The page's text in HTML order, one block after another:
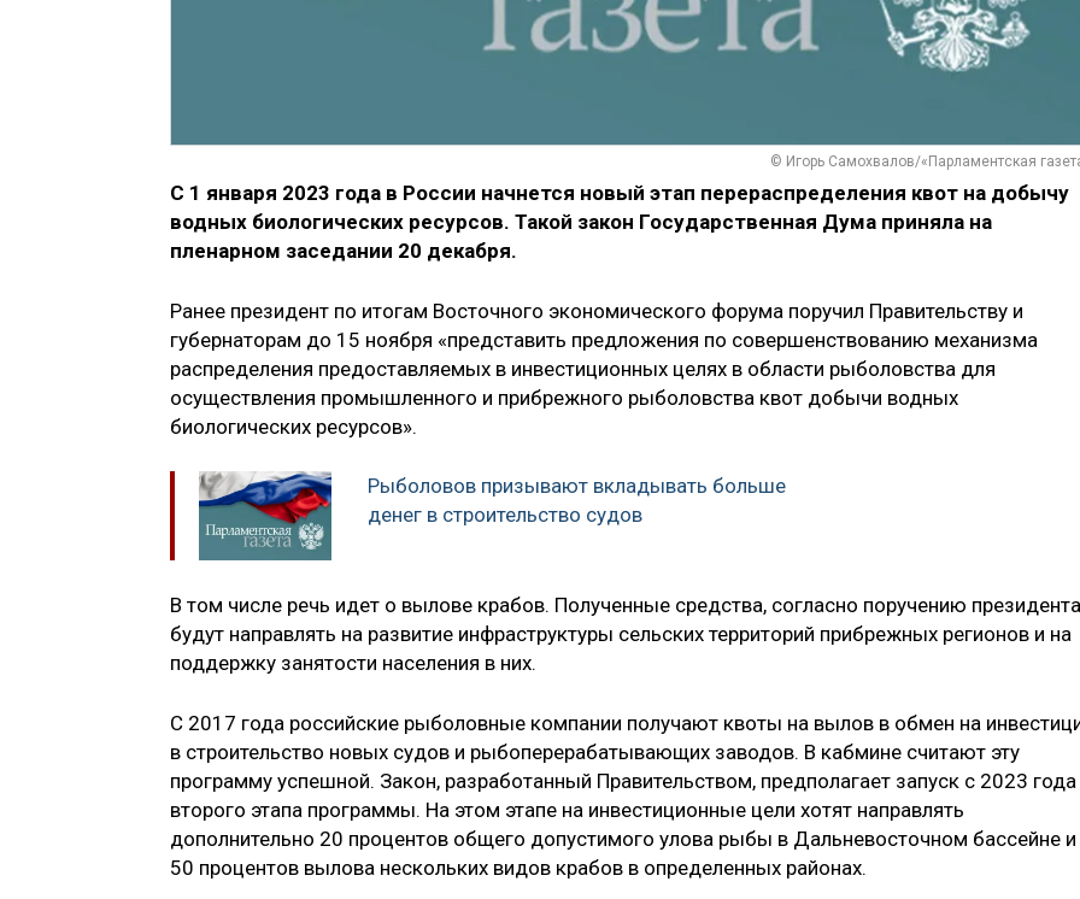
© Игорь Самохвалов/«Парламентская
С 1 января 2023 года в России начнется новый этап перераспределения квот на добычу
водных биологических ресурсов. Такой закон Государственная Дума приняла на
пленарном заседании 20 декабря.
Ранее президент по итогам Восточного экономического форума поручил Правительству и
губернаторам до 15 ноября «представить предложения по совершенствованию механизма
распределения предоставляемых в инвестиционных целях в области рыболовства для
осуществления промышленного и прибрежного рыболовства квот добычи водных
биологических ресурсов».
Рыболовов призывают вкладывать больше
денег в строительство судов
В том числе речь идет о вылове крабов. Полученные средства, согласно поручению
будут направлять на развитие инфраструктуры сельских территорий прибрежных регионов и на
поддержку занятости населения в них.
С 2017 года российские рыболовные компании получают квоты на вылов в обмен на
в строительство новых судов и рыбоперерабатывающих заводов. В кабмине считают эту
программу успешной. Закон, разработанный Правительством, предполагает запуск с 2023 года
второго этапа программы. На этом этапе на инвестиционные цели хотят направлять
дополнительно 20 процентов общего допустимого улова рыбы в Дальневосточном бассейне и
50 процентов вылова нескольких видов крабов в определенных районах.